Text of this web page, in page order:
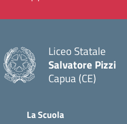
Liceo Statale
Salvatore Pizzi
Capua (CE)
La Scuola